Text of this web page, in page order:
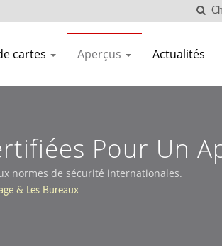
cartes Aperçus Actualités
Pour Un
normes de sécurité internationales.
& Les Bureaux